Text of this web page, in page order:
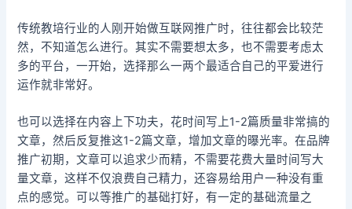
传统教培行业的人刚开始做互联网推广时，往往都会比较茫
然，不知道怎么进行。其实不需要想太多，也不需要考虑太
多的平台，一开始，选择那么一两个最适合自己的平爱进行
运作就非常好。
也可以选择在内容上下功夫，花时间写上1-2篇质量非常搞的
文章，然后反复推这1-2篇文章，增加文章的曝光率。在品牌
推广初期，文章可以追求少而精，不需要花费大量时间写大
量文章，这样不仅浪费自己精力，还容易给用户一种没有重
点的感觉。可以等推广的基础打好，有一定的基础流量之